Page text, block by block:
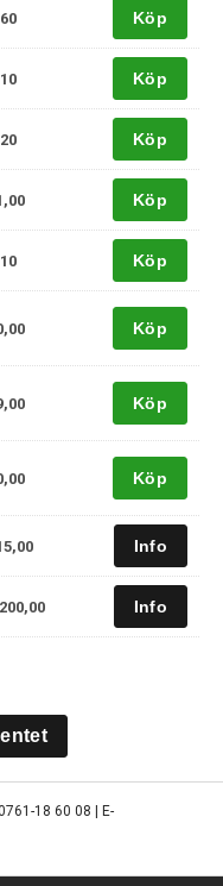
Köp
Köp
Köp
Köp
Köp
Köp
Köp
Köp
18 60 08 | E-